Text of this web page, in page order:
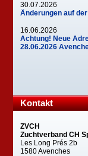
30.07.2026
Änderungen auf
16.06.2026
Achtung! Neue
28.06.2026
Kontakt
ZVCH
Zuchtverband CH
Les Long Prés 2b
1580 Avenches